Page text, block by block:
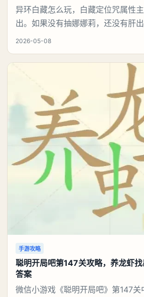
异环白藏怎么玩，白藏定位咒属性
出。如果没有抽娜娜莉，还没有肝
话可以先用着。有娜娜莉缺另外一
携带真红：双生蝶卡带。和灵套一
性伤害会叠层加攻击力，提高白藏
性异能伤害增强，或者前期缺双暴
通用
2026-05-08
手游攻略
聪明开局吧第147关攻略，养龙虾
答案
微信小游戏《聪明开局吧》第147